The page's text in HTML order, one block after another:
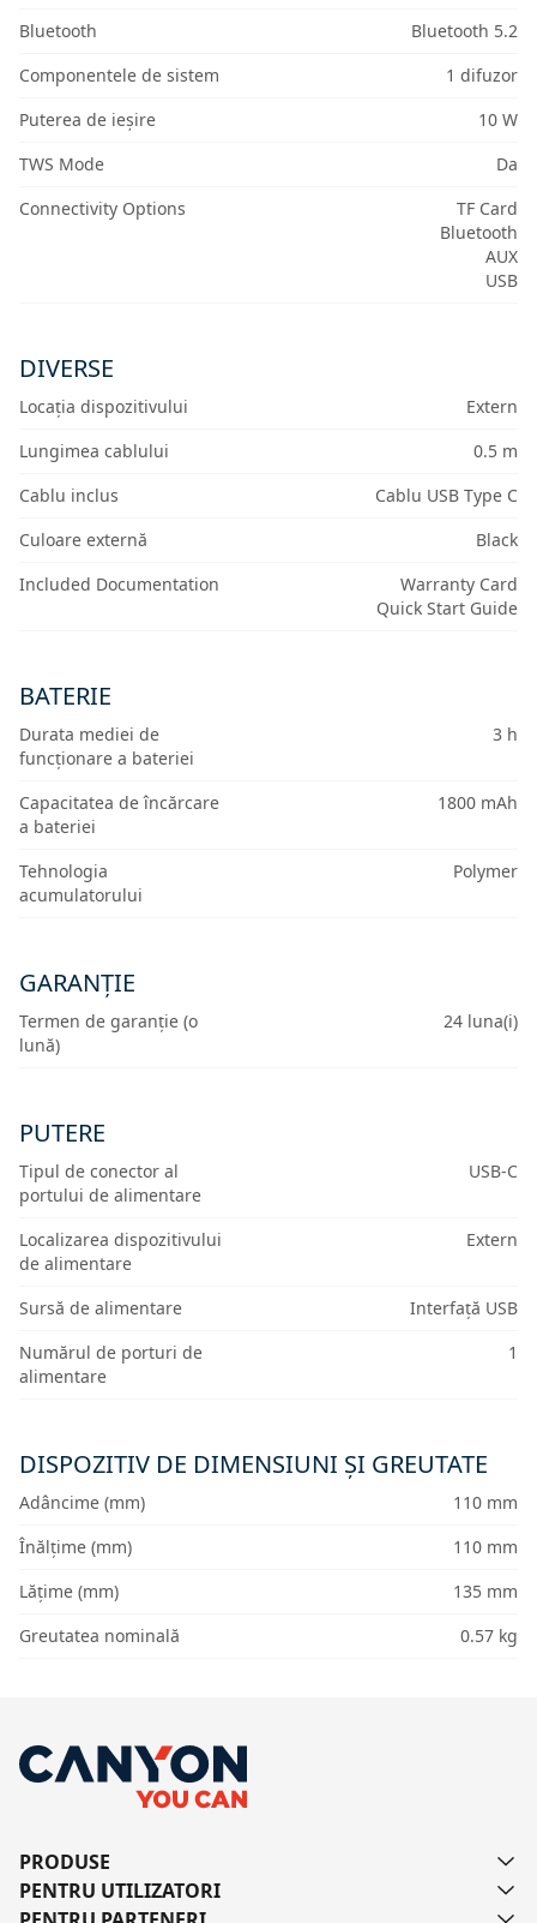
Bluetooth
Bluetooth 5.2
Componentele de sistem
1 difuzor
Puterea de ieșire
10 W
TWS Mode
Da
Connectivity Options
TF Card
Bluetooth
AUX
USB
DIVERSE
Locația dispozitivului
Extern
Lungimea cablului
0.5 m
Cablu inclus
Cablu USB Type C
Culoare externă
Black
Included Documentation
Warranty Card
Quick Start Guide
BATERIE
Durata mediei de
funcționare a bateriei
3 h
Capacitatea de încărcare
a bateriei
1800 mAh
Tehnologia
acumulatorului
Polymer
GARANȚIE
Termen de garanție (o
lună)
24 luna(i)
PUTERE
Tipul de conector al
portului de alimentare
USB-C
Localizarea dispozitivului
de alimentare
Extern
Sursă de alimentare
Interfață USB
Numărul de porturi de
alimentare
1
DISPOZITIV DE DIMENSIUNI ȘI GREUTATE
Adâncime (mm)
110 mm
Înălțime (mm)
110 mm
Lățime (mm)
135 mm
Greutatea nominală
0.57 kg
PRODUSE
PENTRU UTILIZATORI